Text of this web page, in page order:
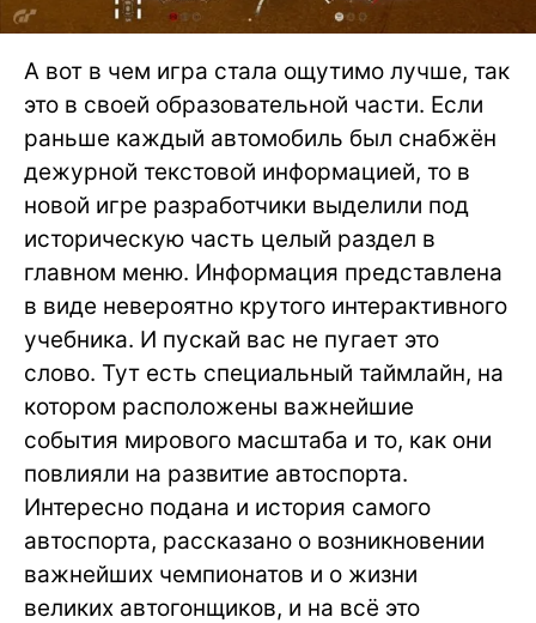
А вот в чем игра стала ощутимо лучше, так
это в своей образовательной части. Если
раньше каждый автомобиль был снабжён
дежурной текстовой информацией, то в
новой игре разработчики выделили под
историческую часть целый раздел в
главном меню. Информация представлена
в виде невероятно крутого интерактивного
учебника. И пускай вас не пугает это
слово. Тут есть специальный таймлайн, на
котором расположены важнейшие
события мирового масштаба и то, как они
повлияли на развитие автоспорта.
Интересно подана и история самого
автоспорта, рассказано о возникновении
важнейших чемпионатов и о жизни
великих автогонщиков, и на всё это